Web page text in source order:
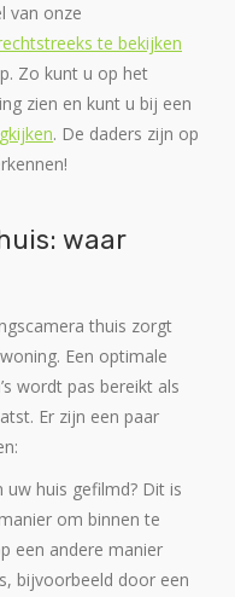
van onze
te bekijken
Zo kunt u op het
zien en kunt u bij een
. De daders zijn op
waar
thuis zorgt
Een optimale
wordt pas bereikt als
Er zijn een paar
uw huis gefilmd? Dit is
om binnen te
een andere manier
bijvoorbeeld door een